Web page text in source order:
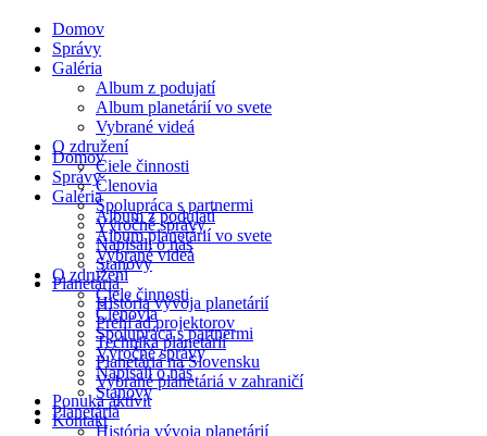
Domov
Správy
Galéria
Album z podujatí
Album planetárií vo svete
Vybrané videá
O združení
Ciele činnosti
Členovia
Spolupráca s partnermi
Výročné správy
Napísali o nás
Stanovy
Planetáriá
História vývoja planetárií
Domov
Správy
Galéria
Album z podujatí
Album planetárií vo svete
Vybrané videá
O združení
Ciele činnosti
Členovia
Spolupráca s partnermi
Výročné správy
Napísali o nás
Stanovy
Planetáriá
História vývoja planetárií
Prehľad projektorov
Technika planetárií
Planetáriá na Slovensku
Vybrané planetáriá v zahraničí
Ponuka aktivít
Kontakt